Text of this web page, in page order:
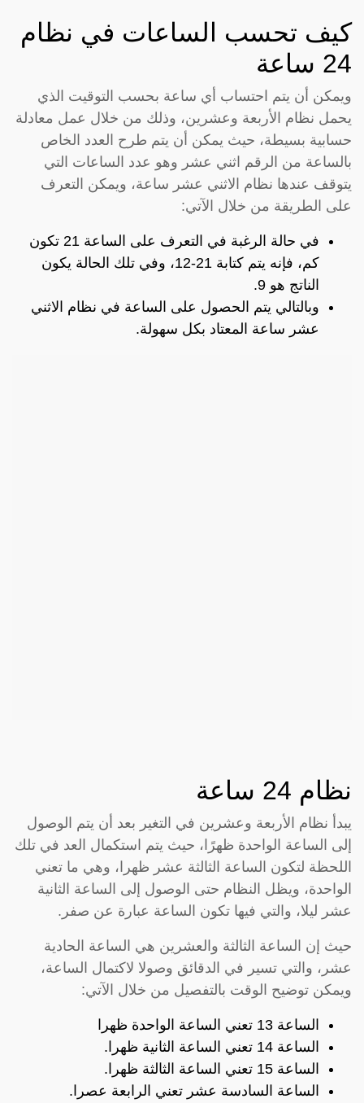
كيف تحسب الساعات في نظام
24 ساعة
ويمكن أن يتم احتساب أي ساعة بحسب التوقيت الذي
يحمل نظام الأربعة وعشرين، وذلك من خلال عمل معادلة
حسابية بسيطة، حيث يمكن أن يتم طرح العدد الخاص
بالساعة من الرقم اثني عشر وهو عدد الساعات التي
يتوقف عندها نظام الاثني عشر ساعة، ويمكن التعرف
على الطريقة من خلال الآتي:
في حالة الرغبة في التعرف على الساعة 21 تكون
كم، فإنه يتم كتابة 21-12، وفي تلك الحالة يكون
الناتج هو 9.
وبالتالي يتم الحصول على الساعة في نظام الاثني
عشر ساعة المعتاد بكل سهولة.
نظام 24 ساعة
يبدأ نظام الأربعة وعشرين في التغير بعد أن يتم الوصول
إلى الساعة الواحدة ظهرًا، حيث يتم استكمال العد في تلك
اللحظة لتكون الساعة الثالثة عشر ظهرا، وهي ما تعني
الواحدة، ويظل النظام حتى الوصول إلى الساعة الثانية
عشر ليلا، والتي فيها تكون الساعة عبارة عن صفر.
حيث إن الساعة الثالثة والعشرين هي الساعة الحادية
عشر، والتي تسير في الدقائق وصولا لاكتمال الساعة،
ويمكن توضيح الوقت بالتفصيل من خلال الآتي:
الساعة 13 تعني الساعة الواحدة ظهرا
الساعة 14 تعني الساعة الثانية ظهرا.
الساعة 15 تعني الساعة الثالثة ظهرا.
الساعة السادسة عشر تعني الرابعة عصرا.